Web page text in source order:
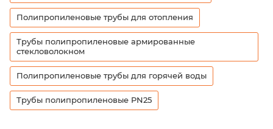
Полипропиленовые трубы для отопления
Трубы полипропиленовые армированные
стекловолокном
Полипропиленовые трубы для горячей воды
Трубы полипропиленовые PN25